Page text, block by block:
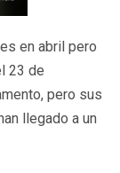
en abril pero
23 de
pero sus
llegado a un